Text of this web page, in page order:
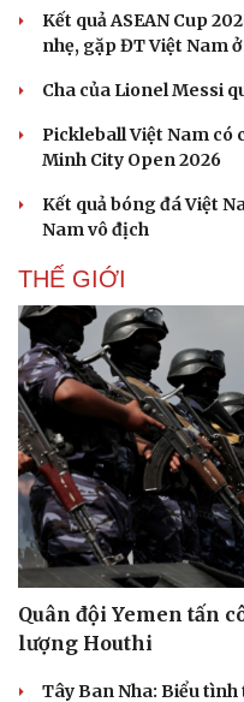
Sân khấu - Điện ảnh
Văn học
Âm nhạc
Di sản
Kết quả ASEAN Cup
nhẹ, gặp ĐT Việt Nam
Cha của Lionel Messi
Pickleball Việt Nam có
Minh City Open 2026
Kết quả bóng đá Việt
Nam vô địch
THẾ GIỚI
Quân đội Yemen tấn
lượng Houthi
Tây Ban Nha: Biểu